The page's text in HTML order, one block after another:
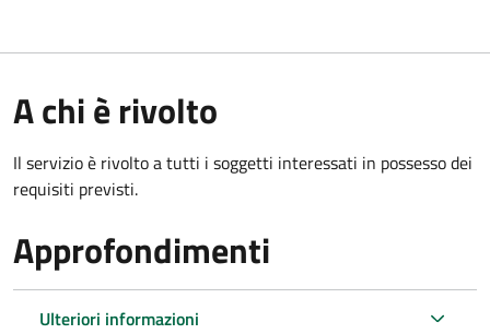
A chi è rivolto
Il servizio è rivolto a tutti i soggetti interessati in possesso dei
requisiti previsti.
Approfondimenti
Ulteriori informazioni